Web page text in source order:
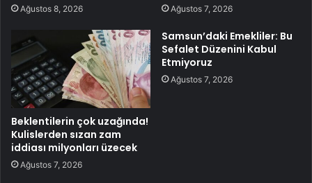
Ağustos 8, 2026 Ağustos 7, 2026
Beklentilerin çok uzağında!
Kulislerden sızan zam
iddiası milyonları üzecek
Ağustos 7, 2026
Samsun’daki Emekliler: Bu
Sefalet Düzenini Kabul
Etmiyoruz
Ağustos 7, 2026